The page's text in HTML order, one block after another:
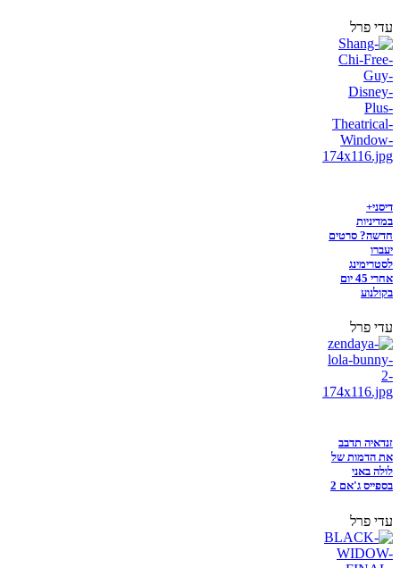
עדי פרל
דיסני+
במדיניות
חדשה? סרטים
יעברו
לסטרימינג
אחרי 45 יום
בקולנוע
עדי פרל
זנדאיה תדבב
את הדמות של
לולה באני
בספייס ג'אם 2
עדי פרל